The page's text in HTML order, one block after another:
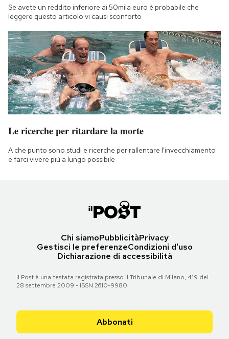
Se avete un reddito inferiore ai 50mila euro è probabile che
leggere questo articolo vi causi sconforto
Le ricerche per ritardare la morte
A che punto sono studi e ricerche per rallentare l'invecchiamento
e farci vivere più a lungo possibile
Chi siamoPubblicitàPrivacy
Gestisci le preferenzeCondizioni d'uso
Dichiarazione di accessibilità
Il Post è una testata registrata presso il Tribunale di Milano, 419 del
28 settembre 2009 - ISSN 2610-9980
Abbonati